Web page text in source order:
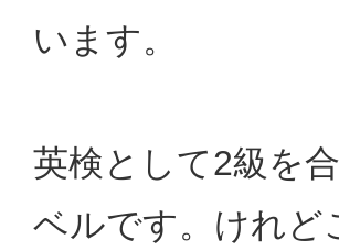
います。
英検として2級を
ベルです。けれど